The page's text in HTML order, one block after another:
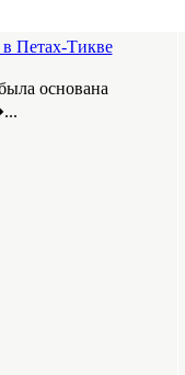
в Петах-Тикве
основана